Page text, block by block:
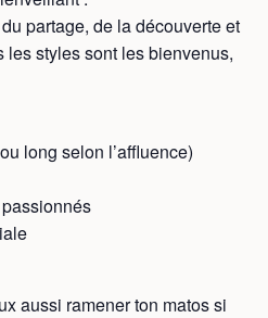
partage, de la découverte et
styles sont les bienvenus,
long selon l’affluence)
aussi ramener ton matos si